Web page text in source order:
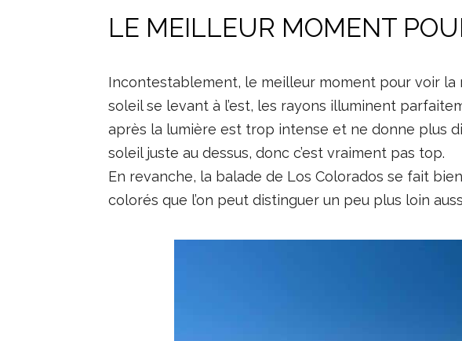
LE MEILLEUR MOMENT
Incontestablement, le meilleur moment pour voir
soleil se levant à l’est, les rayons illuminent
après la lumière est trop intense et ne donne plus
soleil juste au dessus, donc c’est vraiment pas top.
En revanche, la balade de Los Colorados se fait
colorés que l’on peut distinguer un peu plus loin